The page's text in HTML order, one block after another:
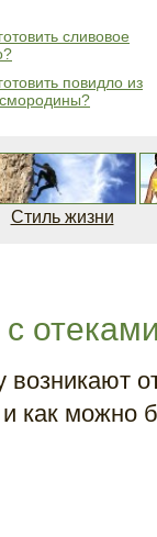
сливовое
повидло из
Стиль жизни
как можно